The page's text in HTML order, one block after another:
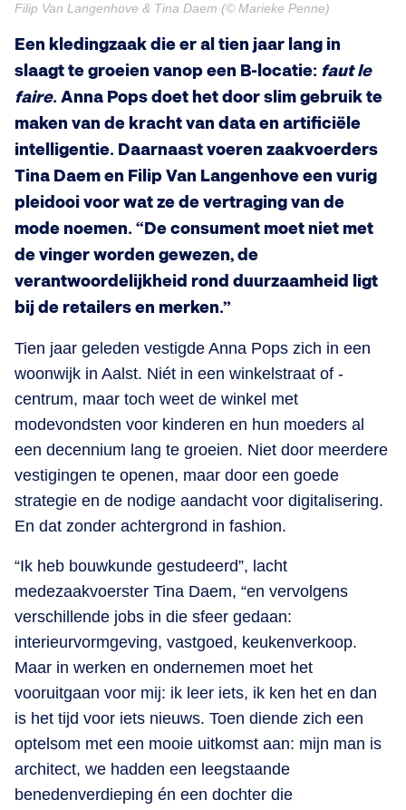
Filip Van Langenhove & Tina Daem (© Marieke Penne)
Een kledingzaak die er al tien jaar lang in
slaagt te groeien vanop een B-locatie: faut le
faire. Anna Pops doet het door slim gebruik te
maken van de kracht van data en artificiële
intelligentie. Daarnaast voeren zaakvoerders
Tina Daem en Filip Van Langenhove een vurig
pleidooi voor wat ze de vertraging van de
mode noemen. “De consument moet niet met
de vinger worden gewezen, de
verantwoordelijkheid rond duurzaamheid ligt
bij de retailers en merken.”
Tien jaar geleden vestigde Anna Pops zich in een
woonwijk in Aalst. Niét in een winkelstraat of -
centrum, maar toch weet de winkel met
modevondsten voor kinderen en hun moeders al
een decennium lang te groeien. Niet door meerdere
vestigingen te openen, maar door een goede
strategie en de nodige aandacht voor digitalisering.
En dat zonder achtergrond in fashion.
“Ik heb bouwkunde gestudeerd”, lacht
medezaakvoerster Tina Daem, “en vervolgens
verschillende jobs in die sfeer gedaan:
interieurvormgeving, vastgoed, keukenverkoop.
Maar in werken en ondernemen moet het
vooruitgaan voor mij: ik leer iets, ik ken het en dan
is het tijd voor iets nieuws. Toen diende zich een
optelsom met een mooie uitkomst aan: mijn man is
architect, we hadden een leegstaande
benedenverdieping én een dochter die